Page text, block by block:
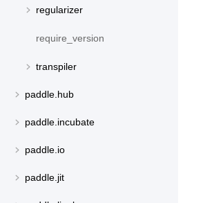
regularizer
require_version
transpiler
paddle.hub
paddle.incubate
paddle.io
paddle.jit